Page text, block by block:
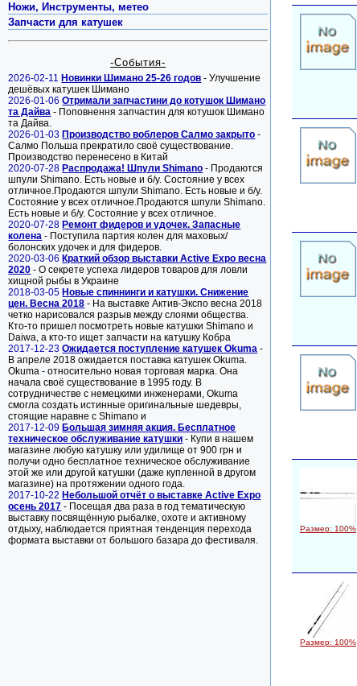
Размер: 100%
Размер: 100%
Ножи, Инструменты, метео
Запчасти для катушек
-События-
2026-02-11 Новинки Шимано 25-26 годов - Улучшение
дешёвых катушек Шимано
2026-01-06 Отримали запчастини до котушок Шимано
та Дайва - Поповнення запчастин для котушок Шимано
та Дайва.
2026-01-03 Производство воблеров Салмо закрыто -
Салмо Польша прекратило своё существование.
Производство перенесено в Китай
2020-07-28 Распродажа! Шпули Shimano - Продаются
шпули Shimano. Есть новые и б/у. Состояние у всех
отличное.Продаются шпули Shimano. Есть новые и б/у.
Состояние у всех отличное.Продаются шпули Shimano.
Есть новые и б/у. Состояние у всех отличное.
2020-07-28 Ремонт фидеров и удочек. Запасные
колена - Поступила партия колен для маховых/
болонских удочек и для фидеров.
2020-03-06 Краткий обзор выставки Active Expo весна
2020 - О секрете успеха лидеров товаров для ловли
хищной рыбы в Украине
2018-03-05 Новые спиннинги и катушки. Снижение
цен. Весна 2018 - На выставке Актив-Экспо весна 2018
четко нарисовался разрыв между слоями общества.
Кто-то пришел посмотреть новые катушки Shimano и
Daiwa, а кто-то ищет запчасти на катушку Кобра
2017-12-23 Ожидается поступление катушек Okuma -
В апреле 2018 ожидается поставка катушек Okuma.
Okuma - относительно новая торговая марка. Она
начала своё существование в 1995 году. В
сотрудничестве с немецкими инженерами, Okuma
смогла создать истинные оригинальные шедевры,
стоящие наравне с Shimano и
2017-12-09 Большая зимняя акция. Бесплатное
техническое обслуживание катушки - Купи в нашем
магазине любую катушку или удилище от 900 грн и
получи одно бесплатное техническое обслуживание
этой же или другой катушки (даже купленной в другом
магазине) на протяжении одного года.
2017-10-22 Небольшой отчёт о выставке Active Expo
осень 2017 - Посещая два раза в год тематическую
выставку посвящённую рыбалке, охоте и активному
отдыху, наблюдается приятная тенденция перехода
формата выставки от большого базара до фестиваля.